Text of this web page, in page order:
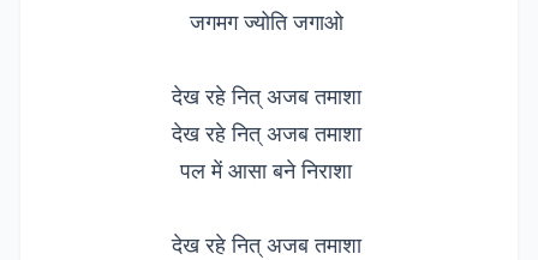
जगमग ज्योति जगाओ
देख रहे नित् अजब तमाशा
देख रहे नित् अजब तमाशा
पल में आसा बने निराशा
देख रहे नित् अजब तमाशा